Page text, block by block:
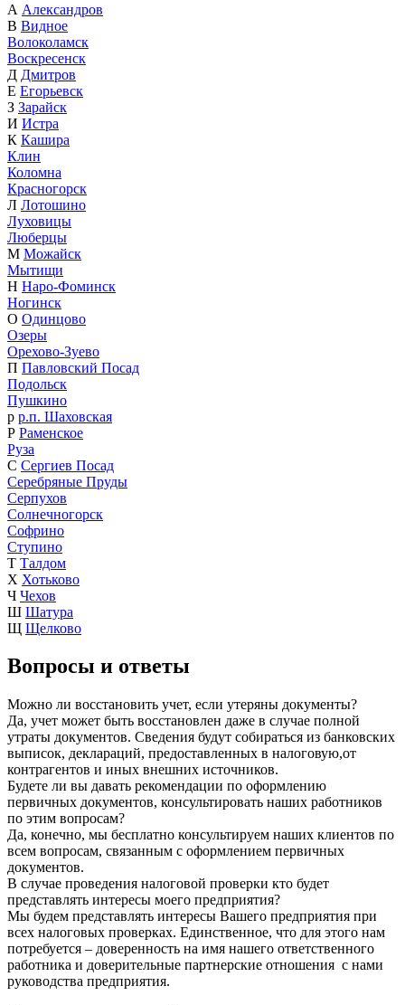
А Александров
В Видное
Волоколамск
Воскресенск
Д Дмитров
Е Егорьевск
З Зарайск
И Истра
К Кашира
Клин
Коломна
Красногорск
Л Лотошино
Луховицы
Люберцы
М Можайск
Мытищи
Н Наро-Фоминск
Ногинск
О Одинцово
Озеры
Орехово-Зуево
П Павловский Посад
Подольск
Пушкино
р р.п. Шаховская
Р Раменское
Руза
С Сергиев Посад
Серебряные Пруды
Серпухов
Солнечногорск
Софрино
Ступино
Т Талдом
Х Хотьково
Ч Чехов
Ш Шатура
Щ Щелково
Вопросы и ответы
Можно ли восстановить учет, если утеряны документы?
Да, учет может быть восстановлен даже в случае полной
утраты документов. Сведения будут собираться из банковских
выписок, деклараций, предоставленных в налоговую,от
контрагентов и иных внешних источников.
Будете ли вы давать рекомендации по оформлению
первичных документов, консультировать наших работников
по этим вопросам?
Да, конечно, мы бесплатно консультируем наших клиентов по
всем вопросам, связанным с оформлением первичных
документов.
В случае проведения налоговой проверки кто будет
представлять интересы моего предприятия?
Мы будем представлять интересы Вашего предприятия при
всех налоговых проверках. Единственное, что для этого нам
потребуется – доверенность на имя нашего ответственного
работника и доверительные партнерские отношения с нами
руководства предприятия.